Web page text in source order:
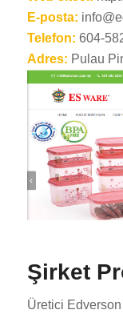
E-posta:
Telefon: 604-
Adres: Pulau
Şirket
Üretici